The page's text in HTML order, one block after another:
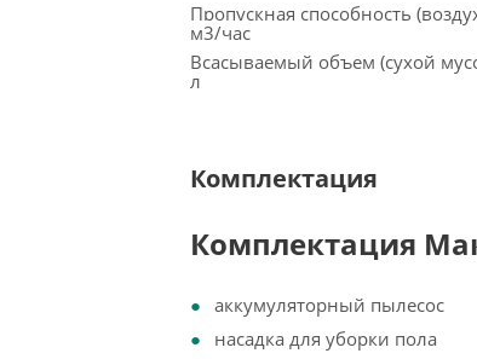
Пропускная способность
м3/час
Всасываемый объем (сухой
л
Комплектация
Комплектация
аккумуляторный пылесос
насадка для уборки пола